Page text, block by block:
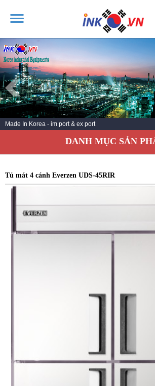
TRANG CHỦ
GIỚI THIỆU
SẢN PHẨM
DỊCH VỤ
TIN TỨC
KHÁCH HÀNG
Made In Korea - im port & ex port
DANH MỤC SẢN
Tủ mát 4 cánh Everzen UDS-45RIR